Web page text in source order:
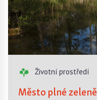
Životní prostředí
Město plné zeleně